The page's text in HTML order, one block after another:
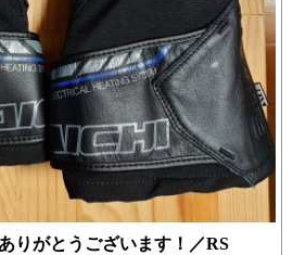
りがとうございます！／RS